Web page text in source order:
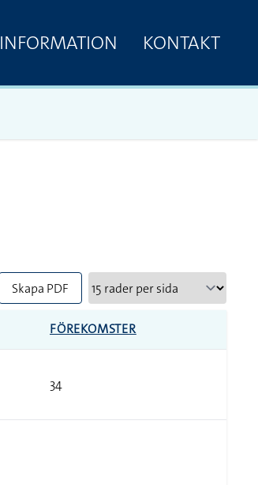
INFORMATION KONTAKT
Skapa PDF
FÖREKOMSTER
34